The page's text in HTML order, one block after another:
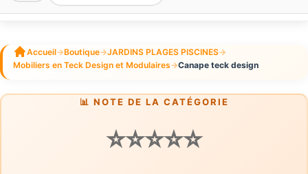
Accueil→Boutique→JARDINS PLAGES PISCINES→
Mobiliers en Teck Design et Modulaires→Canape teck design
📊 NOTE DE LA CATÉGORIE
⭐⭐⭐⭐⭐